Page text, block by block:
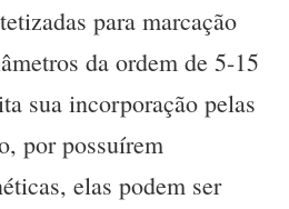
para marcação
da ordem de 5-15
sua incorporação pelas
por possuírem
elas podem ser